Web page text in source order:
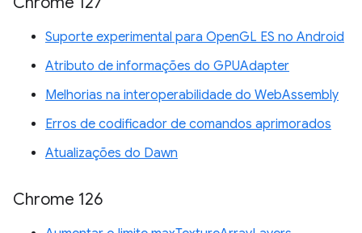
Suporte experimental para OpenGL ES no Android
Atributo de informações do GPUAdapter
Melhorias na interoperabilidade do WebAssembly
Erros de codificador de comandos aprimorados
Atualizações do Dawn
Chrome 126